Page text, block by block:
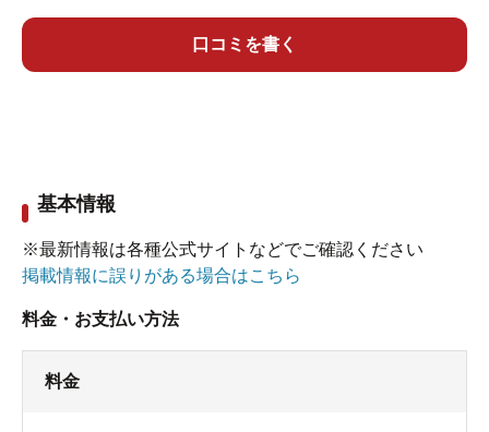
わたしも又行きたいのですが、中々遠いので行か
れません。
口コミを書く
基本情報
※最新情報は各種公式サイトなどでご確認ください
掲載情報に誤りがある場合はこちら
料金・お支払い方法
料金